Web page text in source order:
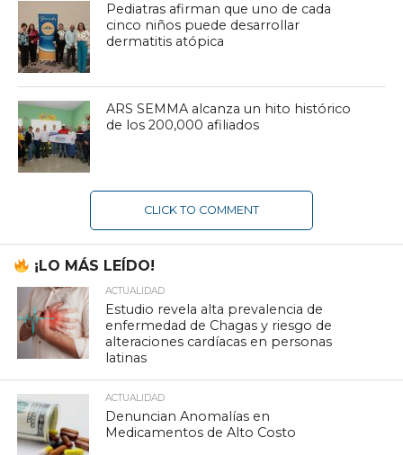
Pediatras afirman que uno de cada
cinco niños puede desarrollar
dermatitis atópica
ARS SEMMA alcanza un hito histórico
de los 200,000 afiliados
CLICK TO COMMENT
¡LO MÁS LEÍDO!
ACTUALIDAD
Estudio revela alta prevalencia de
enfermedad de Chagas y riesgo de
alteraciones cardíacas en personas
latinas
ACTUALIDAD
Denuncian Anomalías en
Medicamentos de Alto Costo